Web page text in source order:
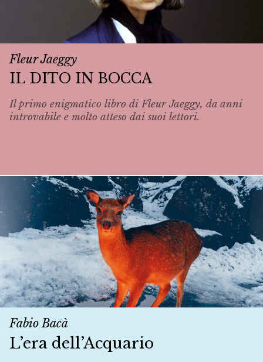
Fleur Jaeggy
IL DITO IN BOCCA
Il primo enigmatico libro di Fleur Jaeggy, da anni
introvabile e molto atteso dai suoi lettori.
Fabio Bacà
L’era dell’Acquario